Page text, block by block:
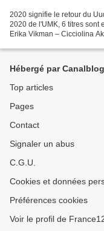
2020 signifie le retour du
2020 de l'UMK, 6 titres sont
Erika Vikman – Cicciolina
Hébergé par Canalblog
Top articles
Pages
Contact
Signaler un abus
C.G.U.
Cookies et données
Préférences cookies
Voir le profil de